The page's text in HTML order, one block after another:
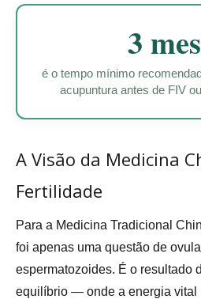
3
é o tempo mínimo
acupuntura antes de FIV
A Visão da Medicina
Fertilidade
Para a Medicina Tradicional
foi apenas uma questão de
espermatozoides. É o resultado
equilíbrio — onde a energia vital